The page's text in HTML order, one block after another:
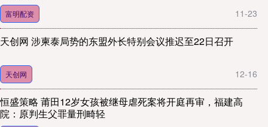
富明配资 11-23
天创网 涉柬泰局势的东盟外长特别会议推迟至22日召开
天创网 12-16
恒盛策略 莆田12岁女孩被继母虐死案将开庭再审，福建高
院：原判生父罪量刑畸轻